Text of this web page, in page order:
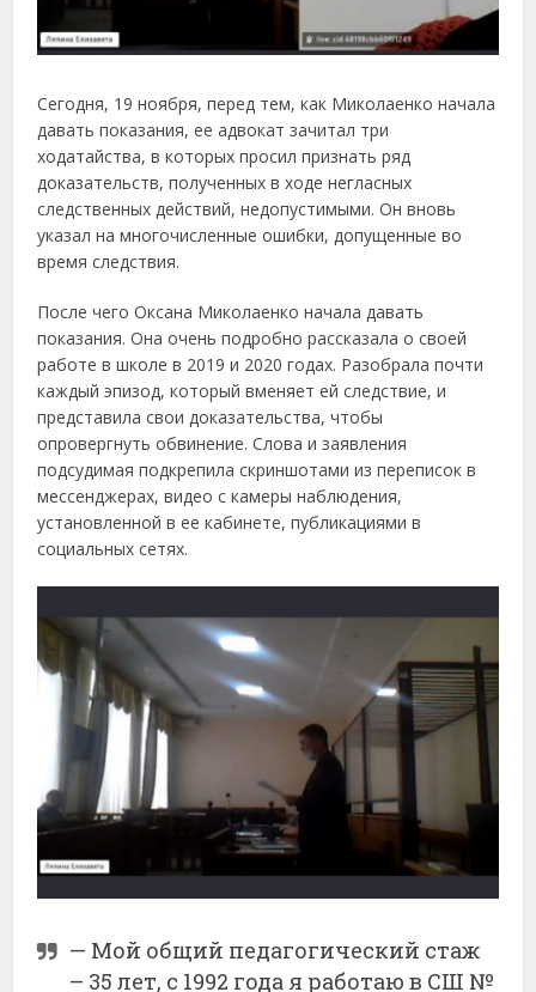
Сегодня, 19 ноября, перед тем, как Миколаенко начала
давать показания, ее адвокат зачитал три
ходатайства, в которых просил признать ряд
доказательств, полученных в ходе негласных
следственных действий, недопустимыми. Он вновь
указал на многочисленные ошибки, допущенные во
время следствия.
После чего Оксана Миколаенко начала давать
показания. Она очень подробно рассказала о своей
работе в школе в 2019 и 2020 годах. Разобрала почти
каждый эпизод, который вменяет ей следствие, и
представила свои доказательства, чтобы
опровергнуть обвинение. Слова и заявления
подсудимая подкрепила скриншотами из переписок в
мессенджерах, видео с камеры наблюдения,
установленной в ее кабинете, публикациями в
социальных сетях.
— Мой общий педагогический стаж
– 35 лет, с 1992 года я работаю в СШ №